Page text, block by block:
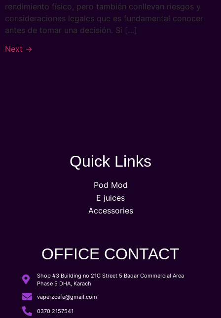
rendimiento físico, pero también conllevan riesgos y
consideraciones legales que es fundamental conocer
antes de tomar una decisión. Si […]
Next →
Quick Links
Pod Mod
E juices
Accessories
OFFICE CONTACT
Shop #3 Building no 21C Street 5 Badar Commercial Area
Phase 5 DHA, Karach
vaperzcafe@gmail.com
0370 2157541